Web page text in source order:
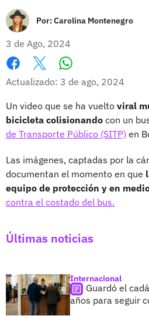
Por:Carolina Montenegro
3 de Ago, 2024
Facebook
X
Actualizado: 3 de ago, 2024
Un video que se ha vuelto viral
bicicleta colisionando con un
de Transporte Público (SITP) en
Las imágenes, captadas por la
documentan el momento en que
equipo de protección y en
contra el costado del bus.
Últimas noticias
Internacional
Guardó el
años para seguir